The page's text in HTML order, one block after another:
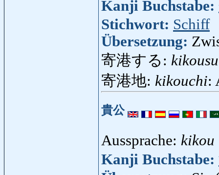
Kanji Buchstabe:
Stichwort: Schiff
Übersetzung:
寄港する:
寄港地: kikouchi:
貴公
Aussprache: kikou
Kanji Buchstabe: